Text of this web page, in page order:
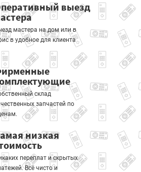
выезд
мастера на дом или в
в удобное для клиента
склад
запчастей по
низкая
переплат и скрытых
Всё чисто и